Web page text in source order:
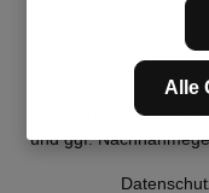
* Alle Preise inkl.
und ggf.
Alle